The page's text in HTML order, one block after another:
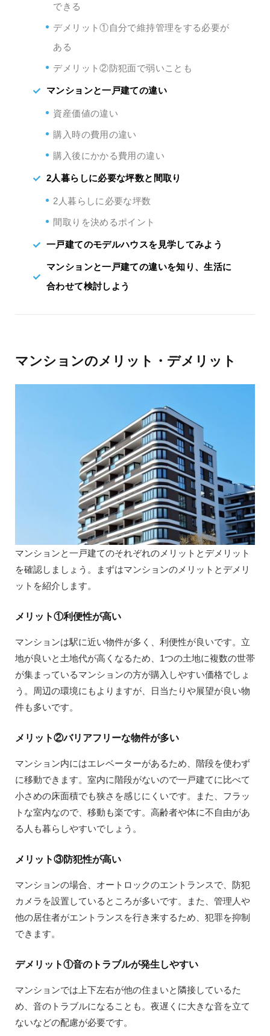
できる
デメリット①自分で維持管理をする必要が
ある
デメリット②防犯面で弱いことも
マンションと一戸建ての違い
資産価値の違い
購入時の費用の違い
購入後にかかる費用の違い
2人暮らしに必要な坪数と間取り
2人暮らしに必要な坪数
間取りを決めるポイント
一戸建てのモデルハウスを見学してみよう
マンションと一戸建ての違いを知り、生活に
合わせて検討しよう
マンションのメリット・デメリット
マンションと一戸建てのそれぞれのメリットとデメリット
を確認しましょう。まずはマンションのメリットとデメリ
ットを紹介します。
メリット①利便性が高い
マンションは駅に近い物件が多く、利便性が良いです。立
地が良いと土地代が高くなるため、1つの土地に複数の世帯
が集まっているマンションの方が購入しやすい価格でしょ
う。周辺の環境にもよりますが、日当たりや展望が良い物
件も多いです。
メリット②バリアフリーな物件が多い
マンション内にはエレベーターがあるため、階段を使わず
に移動できます。室内に階段がないので一戸建てに比べて
小さめの床面積でも狭さを感じにくいです。また、フラッ
トな室内なので、移動も楽です。高齢者や体に不自由があ
る人も暮らしやすいでしょう。
メリット③防犯性が高い
マンションの場合、オートロックのエントランスで、防犯
カメラを設置しているところが多いです。また、管理人や
他の居住者がエントランスを行き来するため、犯罪を抑制
できます。
デメリット①音のトラブルが発生しやすい
マンションでは上下左右が他の住まいと隣接しているた
め、音のトラブルになることも。夜遅くに大きな音を立て
ないなどの配慮が必要です。